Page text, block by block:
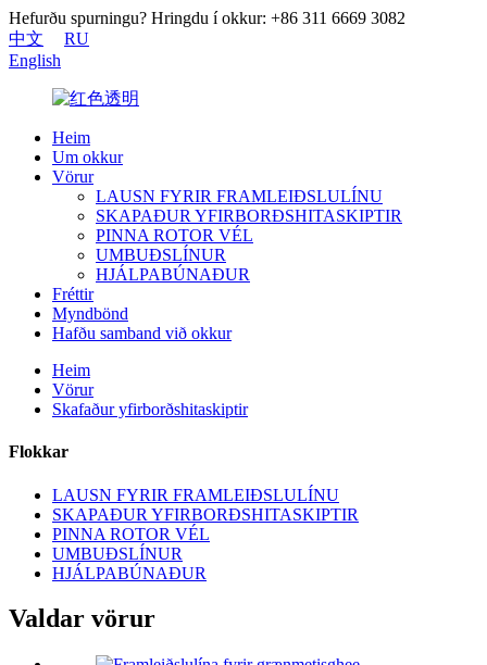
Hefurðu spurningu? Hringdu í okkur: +86 311 6669 3082
中文
RU
English
Heim
Um okkur
Vörur
LAUSN FYRIR FRAMLEIÐSLULÍNU
SKAPAÐUR YFIRBORÐSHITASKIPTIR
PINNA ROTOR VÉL
UMBUÐSLÍNUR
HJÁLPABÚNAÐUR
Fréttir
Myndbönd
Hafðu samband við okkur
Heim
Vörur
Skafaður yfirborðshitaskiptir
Flokkar
LAUSN FYRIR FRAMLEIÐSLULÍNU
SKAPAÐUR YFIRBORÐSHITASKIPTIR
PINNA ROTOR VÉL
UMBUÐSLÍNUR
HJÁLPABÚNAÐUR
Valdar vörur